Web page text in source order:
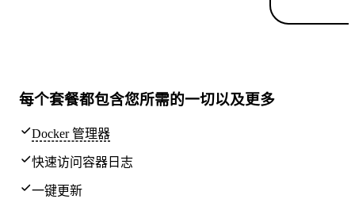
每个套餐都包含您所需的一切以及更多
Docker 管理器
快速访问容器日志
一键更新